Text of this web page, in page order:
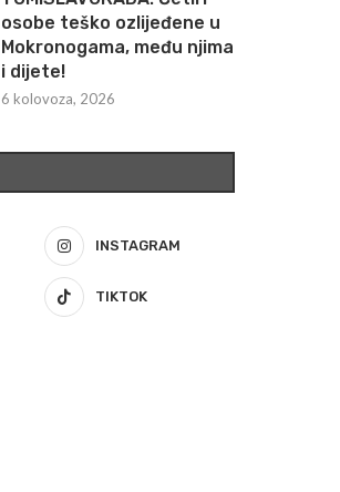
osobe teško ozlijeđene u
Mokronogama, među njima
i dijete!
6 kolovoza, 2026
INSTAGRAM
TIKTOK